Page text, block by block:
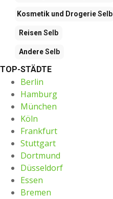
Kosmetik und DrogerieSelb
Reisen Selb
AndereSelb
TOP-STÄDTE
Berlin
Hamburg
München
Köln
Frankfurt
Stuttgart
Dortmund
Düsseldorf
Essen
Bremen